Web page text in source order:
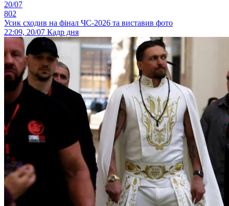
20/07
802
Усик сходив на фінал ЧС-2026 та виставив фото
22:09, 20/07 Кадр дня